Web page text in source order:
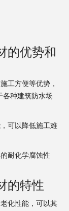
的优势和
工方便等优势，
各种建筑防水场
可以降低施工难
耐化学腐蚀性
的特性
化性能，可以其